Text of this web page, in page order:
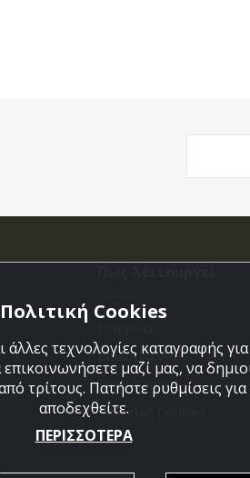
Επικοινωνια
Όροι Χρήσης
Πολιτική Cookies
Πολιτική Cookies
τεχνολογίες καταγραφής
μαζί μας, να
τρίτους. Πατήστε ρυθμίσεις
αποδεχθείτε.
ΠΕΡΙΣΣΟΤΕΡΑ